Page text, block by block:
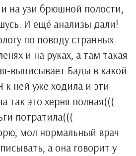
на узи брюшной полости,
И ещё анализы дали!
по поводу странных
и на руках, а там такая
выписывает Бады в какой
к ней уже ходила и эти
так это херня полная(((
потратила(((
мол нормальный врач
а она говорит у